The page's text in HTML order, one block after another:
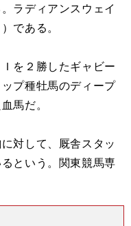
ラディアンスウェイ
である。
を２勝したギャビー
プ種牡馬のディープ
馬だ。
対して、厩舎スタッ
という。関東競馬専